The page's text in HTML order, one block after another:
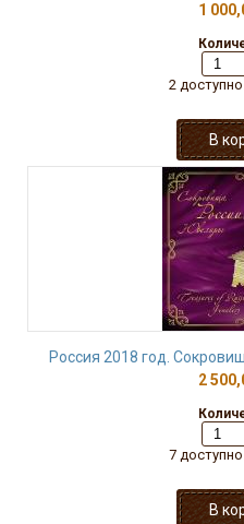
1
2
Россия 2018 год.
2
7